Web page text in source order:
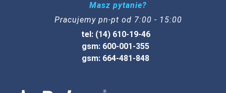
Masz pytanie?
Pracujemy pn-pt od 7:00 - 15:00
tel: (14) 610-19-46
gsm: 600-001-355
gsm: 664-481-848